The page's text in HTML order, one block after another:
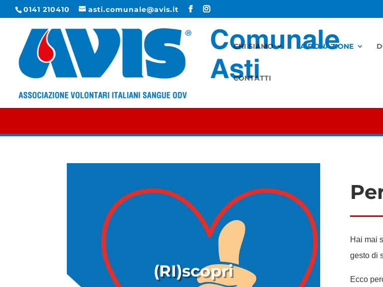
0141 210410 asti.comunale@avis.it
CHI SIAMO LA DONAZIONE
CONTATTI
(RI)scopri
Hai mai
gesto di
Ecco